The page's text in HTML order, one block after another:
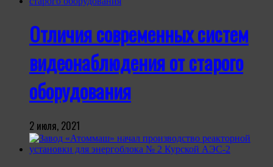
Отличия современных систем
видеонаблюдения от старого
оборудования
2 июля, 2021